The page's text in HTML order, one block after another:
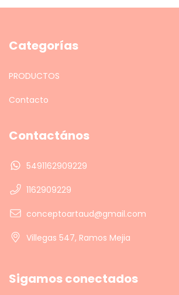
Categorías
PRODUCTOS
Contacto
Contactános
5491162909229
1162909229
conceptoartaud@gmail.com
Villegas 547, Ramos Mejia
Sigamos conectados